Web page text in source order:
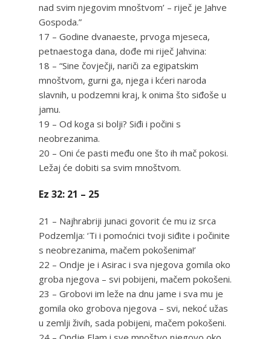
nad svim njegovim mnoštvom’ – riječ je Jahve
Gospoda.”
17 – Godine dvanaeste, prvoga mjeseca,
petnaestoga dana, dođe mi riječ Jahvina:
18 – “Sine čovječji, nariči za egipatskim
mnoštvom, gurni ga, njega i kćeri naroda
slavnih, u podzemni kraj, k onima što siđoše u
jamu.
19 – Od koga si bolji? Siđi i počini s
neobrezanima.
20 – Oni će pasti među one što ih mač pokosi.
Ležaj će dobiti sa svim mnoštvom.
Ez 32: 21 – 25
21 – Najhrabriji junaci govorit će mu iz srca
Podzemlja: ‘Ti i pomoćnici tvoji siđite i počinite
s neobrezanima, mačem pokošenima!’
22 – Ondje je i Asirac i sva njegova gomila oko
groba njegova – svi pobijeni, mačem pokošeni.
23 – Grobovi im leže na dnu jame i sva mu je
gomila oko grobova njegova – svi, nekoć užas
u zemlji živih, sada pobijeni, mačem pokošeni.